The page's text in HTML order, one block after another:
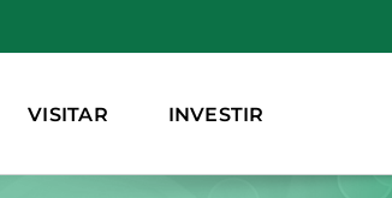
VISITAR INVESTIR